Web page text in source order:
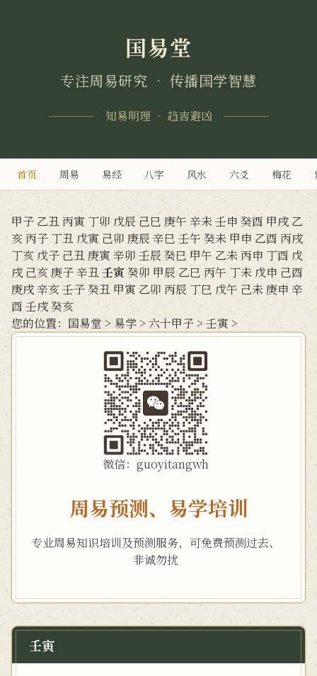
国易堂
专注周易研究 • 传播国学智慧
知易明理 • 趋吉避凶
首页 周易 易经 八字 风水 六爻 梅花
甲子 乙丑丙寅 丁卯 戊辰 己巳 庚午 辛未壬申 癸酉 甲戌 乙
亥丙子 丁丑 戊寅 己卯 庚辰 辛巳 壬午 癸未 甲申 乙酉 丙戌
丁亥 戊子 己丑 庚寅 辛卯 壬辰 癸巳 甲午 乙未 丙申 丁酉 戊
戌 己亥 庚子辛丑壬寅癸卯 甲辰 乙巳 丙午 丁未 戊申 己酉
庚戌辛亥壬子癸丑 甲寅 乙卯 丙辰 丁巳 戊午 己未 庚申 辛
酉 壬戌癸亥
您的位置： 国易堂 > 易学 > 六十甲子 > 壬寅 >
微信：guoyitangwh
周易预测、易学培训
专业周易知识培训及预测服务，可免费预测过去、
非诚勿扰
壬寅